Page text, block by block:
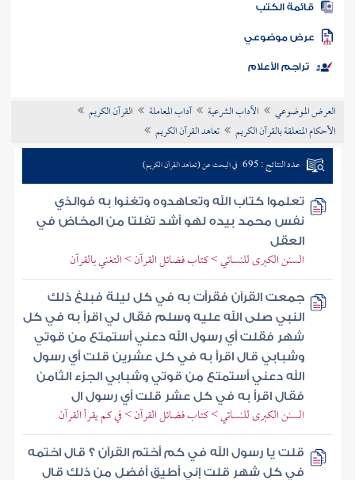
المكتبة
الكتب
موضوعي
تراجم الأعلام
العرض الموضوعي الآداب الشرعية آداب المعاملة
القرآن الكريم
الأحكام المتعلقة بالقرآن الكريم
تعاهد القرآن الكريم
عدد النتائج : 695 في البحث عن (تعاهد القرآن الكريم)
تعلموا كتاب الله وتعاهدوه وتغنوا به فوالذي
نفس محمد بيده لهو أشد تفلتا من المخاض في
العقل
السنن الكبرى للنسائي > كتاب فضائل القرآن > التغني بالقرآن
جمعت القرآن فقرأت به في كل ليلة فبلغ ذلك
النبي صلى الله عليه وسلم فقال لي اقرأ به في كل
شهر فقلت أي رسول الله دعني أستمتع من قوتي
وشبابي قال اقرأ به في كل عشرين قلت أي رسول
الله دعني أستمتع من قوتي وشبابي الجزء الثامن
فقال اقرأ به في كل عشر قلت أي رسول ال
السنن الكبرى للنسائي > كتاب فضائل القرآن > في كم يقرأ القرآن
قلت يا رسول الله في كم أختم القرآن ؟ قال اختمه
في كل شهر قلت إني أطيق أفضل من ذلك قال